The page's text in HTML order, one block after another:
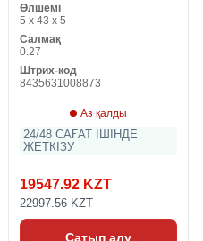
Өлшемі
5 x 43 x 5
Салмақ
0.27
Штрих-код
8435631008873
Аз қалды
24/48 САҒАТ ІШІНДЕ
ЖЕТКІЗУ
19547.92 KZT
22997.56 KZT
Сатып алу